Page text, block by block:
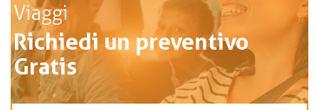
Viaggi
Richiedi un preventivo
Gratis